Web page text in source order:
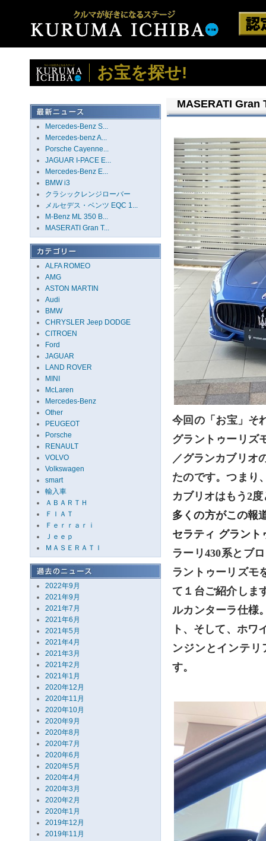
お宝を探せ!
Mercedes-Benz S...
Mercedes-benz A...
Porsche Cayenne...
JAGUAR I-PACE E...
Mercedes-Benz E...
BMW i3
クラシックレンジローバー
メルセデス・ベンツ EQC 1...
M-Benz ML 350 B...
MASERATI Gran T...
ALFA ROMEO
AMG
ASTON MARTIN
Audi
BMW
CHRYSLER Jeep DODGE
CITROEN
Ford
JAGUAR
LAND ROVER
MINI
McLaren
Mercedes-Benz
Other
PEUGEOT
Porsche
RENAULT
VOLVO
Volkswagen
smart
輸入車
ＡＢＡＲＴＨ
ＦＩＡＴ
Ｆｅｒｒａｒｉ
Ｊｅｅｐ
ＭＡＳＥＲＡＴＩ
2022年9月
2021年9月
2021年7月
2021年6月
2021年5月
2021年4月
2021年3月
2021年2月
2021年1月
2020年12月
2020年11月
2020年10月
2020年9月
2020年8月
2020年7月
2020年6月
2020年5月
2020年4月
2020年3月
2020年2月
2020年1月
2019年12月
2019年11月
MASERATI Gran
今回の「お宝」そ
グラントゥーリズ
／グランカブリオ
たのです。つまり
カブリオはもう2度
多くの方がこの報
セラティ グラント
ラーリ430系とブ
ラントゥーリズモ
て１台ご紹介しま
ルカンターラ仕様
ト、そして、ホワ
ンジンとインテ
す。